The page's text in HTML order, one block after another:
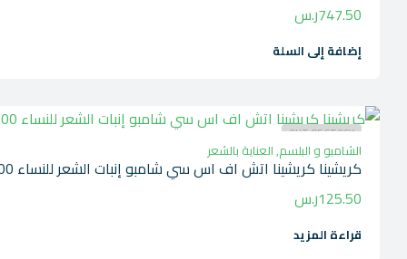
747.50ر.س
إضافة إلى السلة
OUT OF STOCK
الشامبو و البلسم,العناية بالشعر
كريشينا كريشينا اتش اف اس سي شامبو إنبات الشعر للنساء 200مل
125.50ر.س
قراءة المزيد